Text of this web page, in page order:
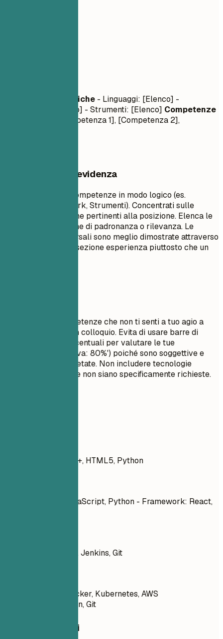
Competenze Tecniche - Linguaggi: [Elenco] -
Framework: [Elenco] - Strumenti: [Elenco] Competenze
- [Competenza 1], [Competenza 2],
Cosa mettere in evidenza
Raggruppa le tue competenze in modo logico (es.
Linguaggi, Framework, Strumenti). Concentrati sulle
competenze tecniche pertinenti alla posizione. Elenca le
competenze in ordine di padronanza o rilevanza. Le
competenze trasversali sono meglio dimostrate attraverso
i punti elenco nella sezione esperienza piuttosto che un
Non elencare competenze che non ti senti a tuo agio a
discutere durante un colloquio. Evita di usare barre di
avanzamento o percentuali per valutare le tue
competenze (es. 'Java: 80%') poiché sono soggettive e
spesso male interpretate. Non includere tecnologie
obsolete a meno che non siano specificamente richieste.
JavaScript, PHP, C++, HTML5, Python
Linguaggi: JavaScript, Python - Framework: React,
Docker, Kubernetes, Jenkins, Git
Strumenti: Docker, Kubernetes, AWS
CloudFormation, Git
Consigli rapidi